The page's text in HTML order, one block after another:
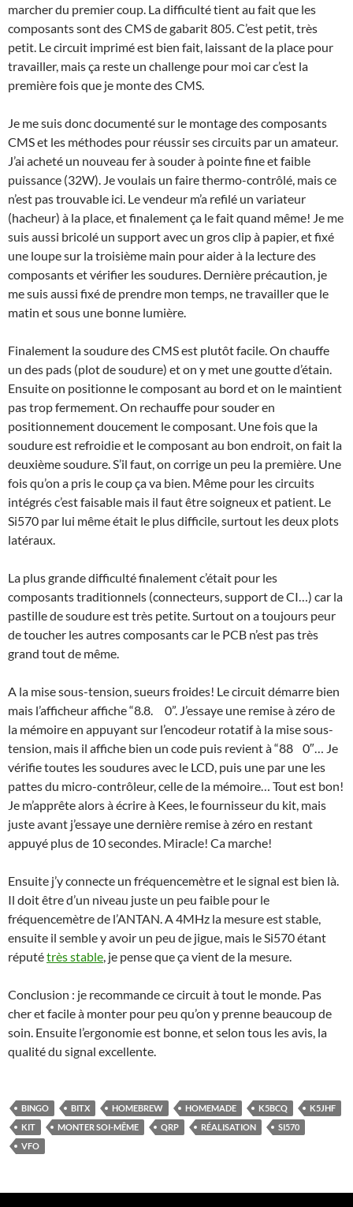
marcher du premier coup. La difficulté tient au fait que les
composants sont des CMS de gabarit 805. C’est petit, très
petit. Le circuit imprimé est bien fait, laissant de la place pour
travailler, mais ça reste un challenge pour moi car c’est la
première fois que je monte des CMS.
Je me suis donc documenté sur le montage des composants
CMS et les méthodes pour réussir ses circuits par un amateur.
J’ai acheté un nouveau fer à souder à pointe fine et faible
puissance (32W). Je voulais un faire thermo-contrôlé, mais ce
n’est pas trouvable ici. Le vendeur m’a refilé un variateur
(hacheur) à la place, et finalement ça le fait quand même! Je me
suis aussi bricolé un support avec un gros clip à papier, et fixé
une loupe sur la troisième main pour aider à la lecture des
composants et vérifier les soudures. Dernière précaution, je
me suis aussi fixé de prendre mon temps, ne travailler que le
matin et sous une bonne lumière.
Finalement la soudure des CMS est plutôt facile. On chauffe
un des pads (plot de soudure) et on y met une goutte d’étain.
Ensuite on positionne le composant au bord et on le maintient
pas trop fermement. On rechauffe pour souder en
positionnement doucement le composant. Une fois que la
soudure est refroidie et le composant au bon endroit, on fait la
deuxième soudure. S’il faut, on corrige un peu la première. Une
fois qu’on a pris le coup ça va bien. Même pour les circuits
intégrés c’est faisable mais il faut être soigneux et patient. Le
Si570 par lui même était le plus difficile, surtout les deux plots
latéraux.
La plus grande difficulté finalement c’était pour les
composants traditionnels (connecteurs, support de CI…) car la
pastille de soudure est très petite. Surtout on a toujours peur
de toucher les autres composants car le PCB n’est pas très
grand tout de même.
A la mise sous-tension, sueurs froides! Le circuit démarre bien
mais l’afficheur affiche “8.8. 0”. J’essaye une remise à zéro de
la mémoire en appuyant sur l’encodeur rotatif à la mise sous-
tension, mais il affiche bien un code puis revient à “88 0″… Je
vérifie toutes les soudures avec le LCD, puis une par une les
pattes du micro-contrôleur, celle de la mémoire… Tout est bon!
Je m’apprête alors à écrire à Kees, le fournisseur du kit, mais
juste avant j’essaye une dernière remise à zéro en restant
appuyé plus de 10 secondes. Miracle! Ca marche!
Ensuite j’y connecte un fréquencemètre et le signal est bien là.
Il doit être d’un niveau juste un peu faible pour le
fréquencemètre de l’ANTAN. A 4MHz la mesure est stable,
ensuite il semble y avoir un peu de jigue, mais le Si570 étant
réputétrès stable, je pense que ça vient de la mesure.
Conclusion : je recommande ce circuit à tout le monde. Pas
cher et facile à monter pour peu qu’on y prenne beaucoup de
soin. Ensuite l’ergonomie est bonne, et selon tous les avis, la
qualité du signal excellente.
BINGO BITX HOMEBREW HOMEMADE K5BCQ
K5JHF
KIT
MONTER SOI-MÊME QRP RÉALISATION
SI570
VFO